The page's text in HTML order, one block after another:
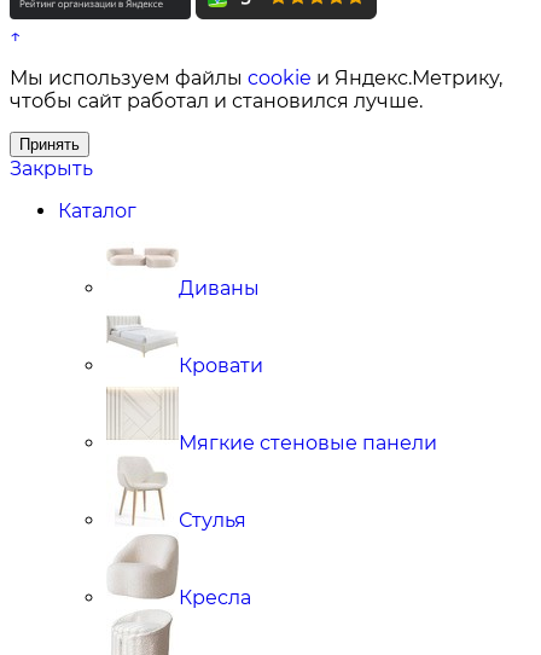
↑
Мы используем файлы cookie и Яндекс.Метрику,
чтобы сайт работал и становился лучше.
Принять
Закрыть
Каталог
Диваны
Кровати
Мягкие стеновые панели
Стулья
Кресла